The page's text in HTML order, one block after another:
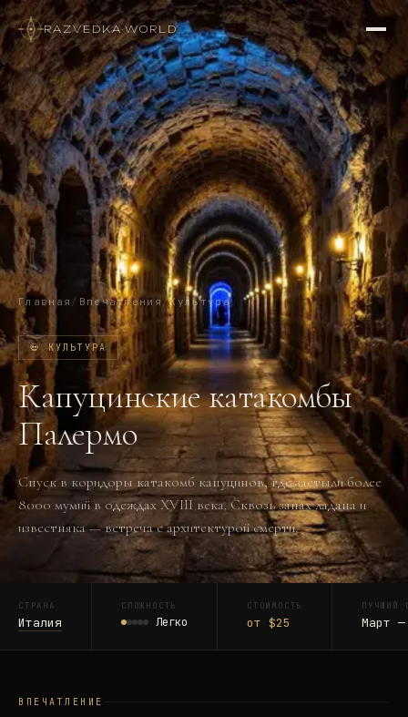
RAZVEDKA·WORLD
Главная / Впечатления /Культура
💀 КУЛЬТУРА
Капуцинские катакомбы
Палермо
Спуск в коридоры катакомб капуцинов, где застыли более
8000 мумий в одеждах XVIII века. Сквозь запах ладана и
известняка — встреча с архитектурой смерти.
СТРАНА
Италия
СЛОЖНОСТЬ
Легко
СТОИМОСТЬ
от $25
ЛУЧШИЙ
Март
ВПЕЧАТЛЕНИЕ